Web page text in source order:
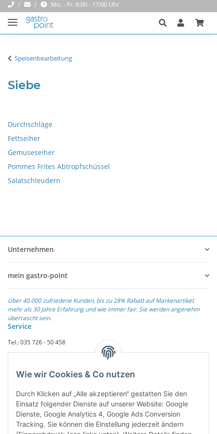
Mo. - Fr. 8:00 - 17:00 Uhr
Speisenbearbeitung
Siebe
Durchschläge
Fettseiher
Gemüseseiher
Pommes Frites Abtropfschüssel
Salatschleudern
Unternehmen
mein gastro-point
Über 40.000 zufriedene Kunden, bis zu 28% Rabatt auf Markenartikel,
mehr als 30 Jahre Erfahrung und wie immer fair. Sie werden angenehm
überrascht sein.
Service
Tel.: 035 726 - 50 458
Weiterführende Links
Zahlungsarten
Rechnung
PayPal
Wie wir Cookies & Co nutzen
Durch Klicken auf „Alle akzeptieren“ gestatten Sie den
Einsatz folgender Dienste auf unserer Website: Google
Dienste, Google Analytics 4, Google Ads Conversion
Tracking. Sie können die Einstellung jederzeit ändern